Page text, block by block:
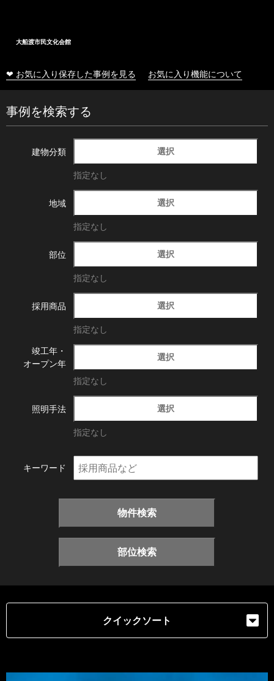
大船渡市民文化会館
❤ お気に入り保存した事例を見る お気に入り機能について
事例を検索する
建物分類 選択
指定なし
地域 選択
指定なし
部位 選択
指定なし
採用商品 選択
指定なし
竣工年・
オープン年
選択
指定なし
照明手法 選択
指定なし
キーワード
物件検索
部位検索
クイックソート